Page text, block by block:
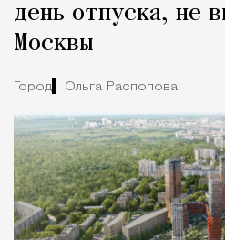
день отпуска, не
Москвы
Город Ольга Распопова